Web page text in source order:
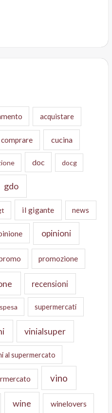
acquistare
comprare cucina
doc docg
gdo
il gigante news
opinioni
promozione
recensioni
spesa supermercati
vinialsuper
al supermercato
vino
wine winelovers